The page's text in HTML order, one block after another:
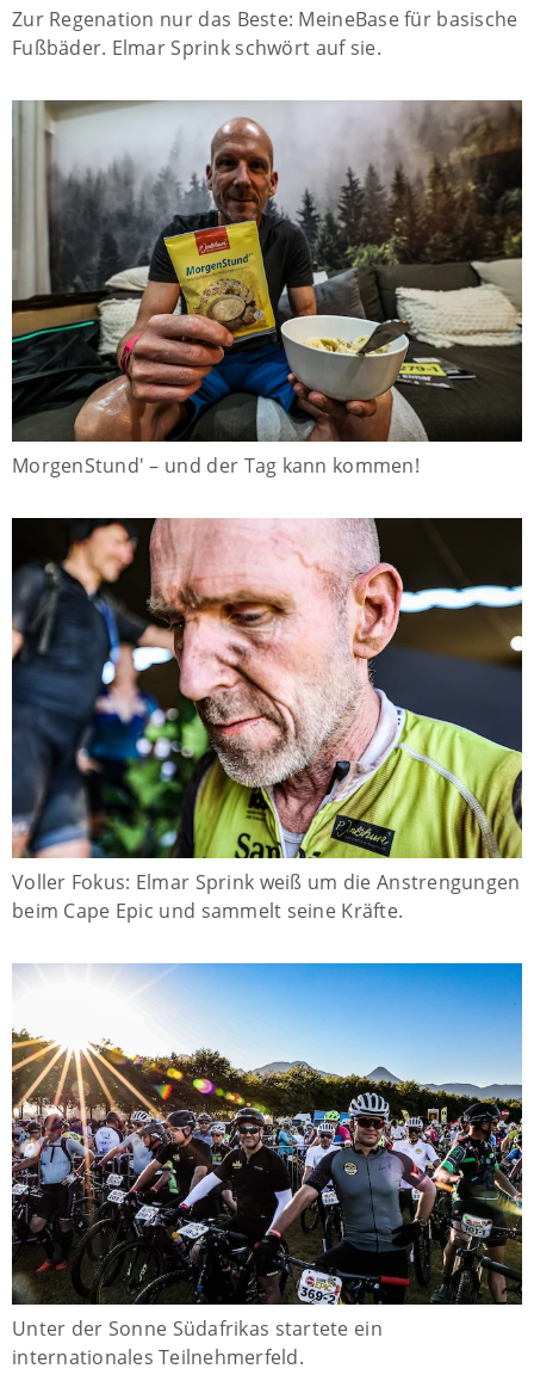
Zur Regenation nur das Beste: MeineBase für basische
Fußbäder. Elmar Sprink schwört auf sie.
MorgenStund' – und der Tag kann kommen!
Voller Fokus: Elmar Sprink weiß um die Anstrengungen
beim Cape Epic und sammelt seine Kräfte.
Unter der Sonne Südafrikas startete ein
internationales Teilnehmerfeld.